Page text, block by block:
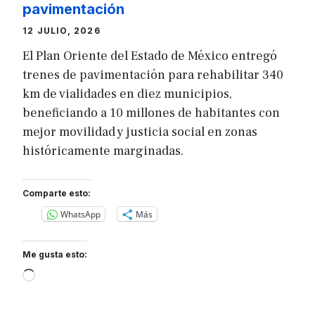
pavimentación
12 JULIO, 2026
El Plan Oriente del Estado de México entregó
trenes de pavimentación para rehabilitar 340
km de vialidades en diez municipios,
beneficiando a 10 millones de habitantes con
mejor movilidad y justicia social en zonas
históricamente marginadas.
Comparte esto:
WhatsApp Más
Me gusta esto:
Loading…